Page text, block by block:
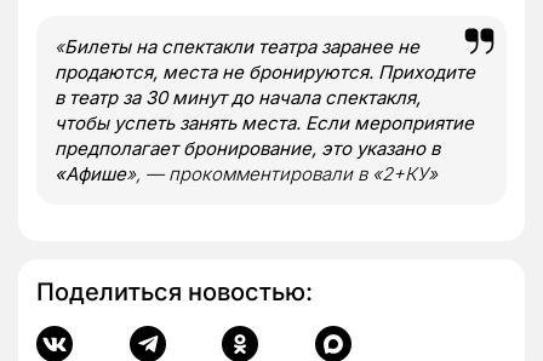
«Билеты на спектакли театра заранее не
продаются, места не бронируются. Приходите
в театр за 30 минут до начала спектакля,
чтобы успеть занять места. Если мероприятие
предполагает бронирование, это указано в
«Афише», — прокомментировали в «2+КУ»
Поделиться новостью: